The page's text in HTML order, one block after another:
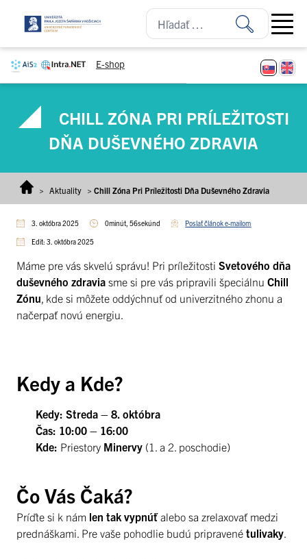
E-shop
Open
CHILL ZÓNA PRI PRÍLEŽITOSTI
DŇA DUŠEVNÉHO ZDRAVIA
> Aktuality > Chill Zóna Pri Príležitosti Dňa Duševného Zdravia
3. októbra 2025 0minút, 56sekúnd Poslať článok e-mailom
Edit: 3. októbra 2025
Máme pre vás skvelú správu! Pri príležitosti Svetového dňa
duševného zdravia sme si pre vás pripravili špeciálnu Chill
Zónu , kde si môžete oddýchnuť od univerzitného zhonu a
načerpať novú energiu.
Kedy a Kde?
Kedy: Streda – 8. októbra
Čas: 10:00 – 16:00
Kde: Priestory Minervy (1. a 2. poschodie)
Čo Vás Čaká?
Príďte si k nám len tak vypnúťalebo sa zrelaxovať medzi
prednáškami. Pre vaše pohodlie budú pripravené tulivaky.